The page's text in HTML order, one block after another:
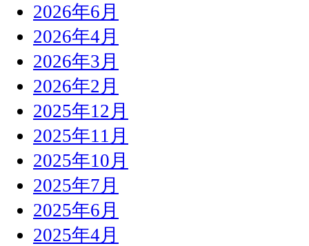
2026年6月
2026年4月
2026年3月
2026年2月
2025年12月
2025年11月
2025年10月
2025年7月
2025年6月
2025年4月